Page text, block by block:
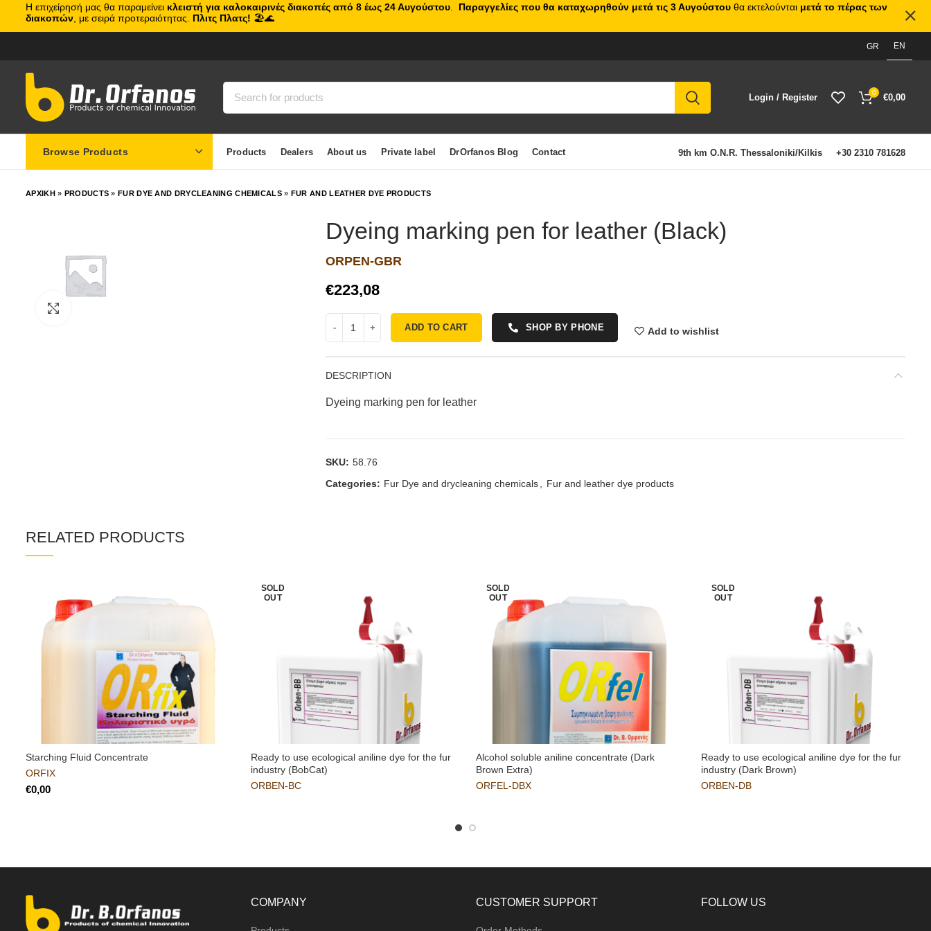
GR EN
Login / Register 0 €0,00
Browse Products Products Dealers About us Private label DrOrfanos Blog Contact 9th km O.N.R. Thessaloniki/Kilkis +30 2310 781628
ΑΡΧΙΚΗ» PRODUCTS »FUR DYE AND DRYCLEANING CHEMICALS» FUR AND LEATHER DYE PRODUCTS
Dyeing marking pen for leather (Black)
ORPEN-GBR
€
ADD TO CART SHOP BY PHONE Add to wishlist
DESCRIPTION
Dyeing marking pen for leather
SKU: 58.76
Categories: Fur Dye and drycleaning chemicals Fur and leather dye products
RELATED PRODUCTS
Starching Fluid Concentrate
ORFIX
€
SOLD
OUT
Ready to use ecological aniline dye for the fur
industry (BobCat)
ORBEN-BC
SOLD
OUT
Alcohol soluble aniline concentrate (Dark
Brown Extra)
ORFEL-DBX
SOLD
OUT
Ready to use ecological aniline dye for the fur
industry (Dark Brown)
ORBEN-DB
COMPANY CUSTOMER SUPPORT FOLLOW US
Η επιχείρησή μας θα παραμείνει κλειστή για καλοκαιρινές διακοπές από 8 έως 24 Αυγούστου Παραγγελίες που θα καταχωρηθούν μετά τις 3 Αυγούστου θα εκτελούνται μετά το πέρας των
διακοπών , με σειρά προτεραιότητας. Πλιτς Πλατς! 🏖️🌊